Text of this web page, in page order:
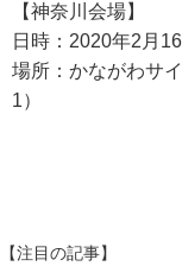
【神奈川会場】
日時：2020年2月
場所：かながわサ
1）
【注目の記事】